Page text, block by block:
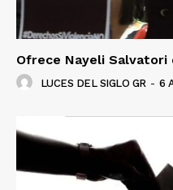
Ofrece Nayeli Salvatori
LUCES DEL SIGLO GR - 6